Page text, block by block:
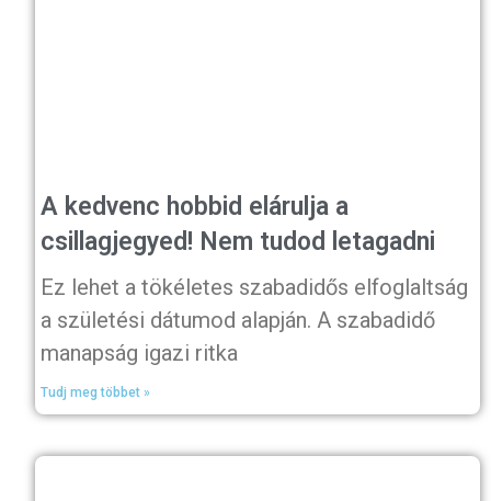
A kedvenc hobbid elárulja a
csillagjegyed! Nem tudod letagadni
Ez lehet a tökéletes szabadidős elfoglaltság
a születési dátumod alapján. A szabadidő
manapság igazi ritka
Tudj meg többet »